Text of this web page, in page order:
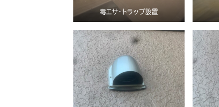
毒エサ・トラップ設置